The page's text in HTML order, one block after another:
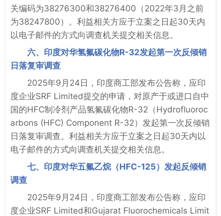
关编码为38276300和38276400（2022年3月之前
为38247800）。利益相关方应于立案之日起30天内
以电子邮件的方式向调查机关提交相关信息。
六、印度对华氢氟碳化物R-32发起第一次反倾销
日落复审调查
2025年9月24日，印度商工部发布公告称，应印
度企业SRF Limited提交的申请，对原产于或进口自中
国的HFC制冷剂产品氢氟碳化物R-32（Hydrofluoroc
arbons (HFC) Component R-32）发起第一次反倾销
日落复审调查。利益相关方应于立案之日起30天内以
电子邮件的方式向调查机关提交相关信息。
七、印度对华五氟乙烷（HFC-125）发起反倾销
调查
2025年9月24日，印度商工部发布公告称，应印
度企业SRF Limited和Gujarat Fluorochemicals Limit